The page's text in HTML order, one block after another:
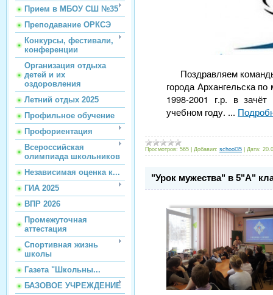
Прием в МБОУ СШ №35
Преподавание ОРКСЭ
Конкурсы, фестивали,
конференции
Организация отдыха
детей и их
оздоровления
Летний отдых 2025
Профильное обучение
Профориентация
Всероссийская
олимпиада школьников
Независимая оценка к...
ГИА 2025
ВПР 2026
Промежуточная
аттестация
Спортивная жизнь
школы
Газета "Школьны...
БАЗОВОЕ УЧРЕЖДЕНИЕ
Поздравляем
города Архангельска
1998-2001 г.р. в
учебном году. ...
Просмотров: 565 Добавил: school35 Дата:
"Урок мужества" в 5"А"